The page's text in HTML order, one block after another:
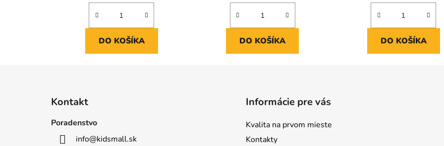
DO KOŠÍKA DO KOŠÍKA DO KOŠÍKA
Kontakt
Poradenstvo
info@kidsmall.sk
Informácie pre vás
Kvalita na prvom mieste
Kontakty